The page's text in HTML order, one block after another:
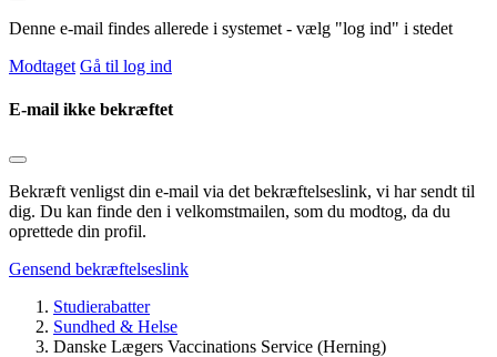
Denne e-mail findes allerede i systemet - vælg "log ind" i stedet
Modtaget Gå til log ind
E-mail ikke bekræftet
Bekræft venligst din e-mail via det bekræftelseslink, vi har sendt til
dig. Du kan finde den i velkomstmailen, som du modtog, da du
oprettede din profil.
Gensend bekræftelseslink
Studierabatter
Sundhed & Helse
Danske Lægers Vaccinations Service (Herning)